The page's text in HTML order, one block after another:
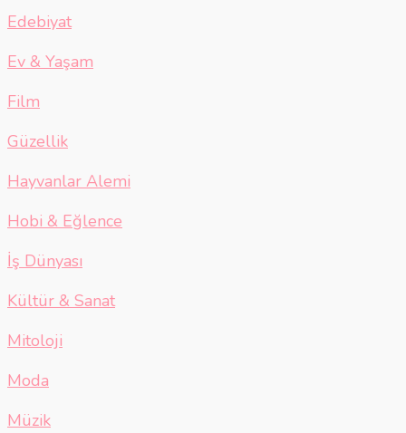
Edebiyat
Ev & Yaşam
Film
Güzellik
Hayvanlar Alemi
Hobi & Eğlence
İş Dünyası
Kültür & Sanat
Mitoloji
Moda
Müzik